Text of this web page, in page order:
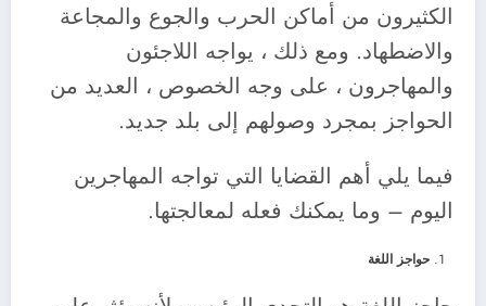
الكثيرون من أماكن الحرب والجوع والمجاعة
والاضطهاد. ومع ذلك ، يواجه اللاجئون
والمهاجرون ، على وجه الخصوص ، العديد من
الحواجز بمجرد وصولهم إلى بلد جديد.
فيما يلي أهم القضايا التي تواجه المهاجرين
اليوم – وما يمكنك فعله لمعالجتها.
حواجز اللغة